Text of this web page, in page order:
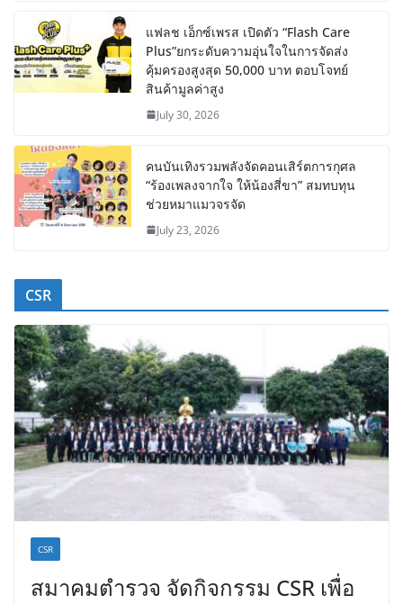
แฟลช เอ็กซ์เพรส เปิดตัว “Flash Care
Plus”ยกระดับความอุ่นใจในการจัดส่ง
คุ้มครองสูงสุด 50,000 บาท ตอบโจทย์
สินค้ามูลค่าสูง
July 30, 2026
คนบันเทิงรวมพลังจัดคอนเสิร์ตการกุศล
“ร้องเพลงจากใจ ให้น้องสี่ขา” สมทบทุน
ช่วยหมาแมวจรจัด
July 23, 2026
CSR
CSR
สมาคมตำรวจ จัดกิจกรรม CSR เพื่อ